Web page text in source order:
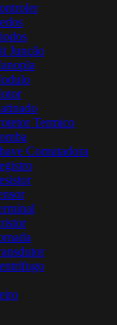
Junção
Termico
Comutadora